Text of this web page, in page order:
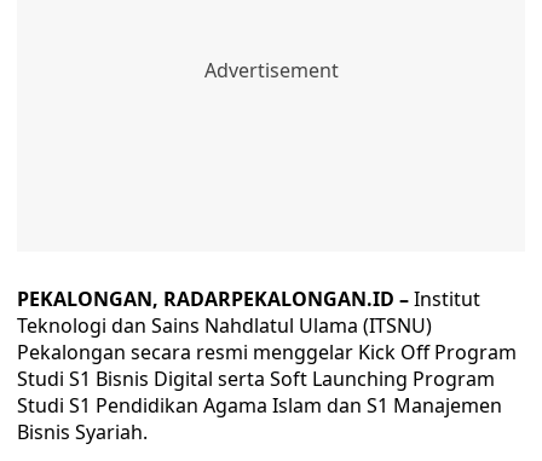
PEKALONGAN, RADARPEKALONGAN.ID –Institut
Teknologi dan Sains Nahdlatul Ulama (ITSNU)
Pekalongan secara resmi menggelar Kick Off Program
Studi S1 Bisnis Digital serta Soft Launching Program
Studi S1 Pendidikan Agama Islam dan S1 Manajemen
Bisnis Syariah.